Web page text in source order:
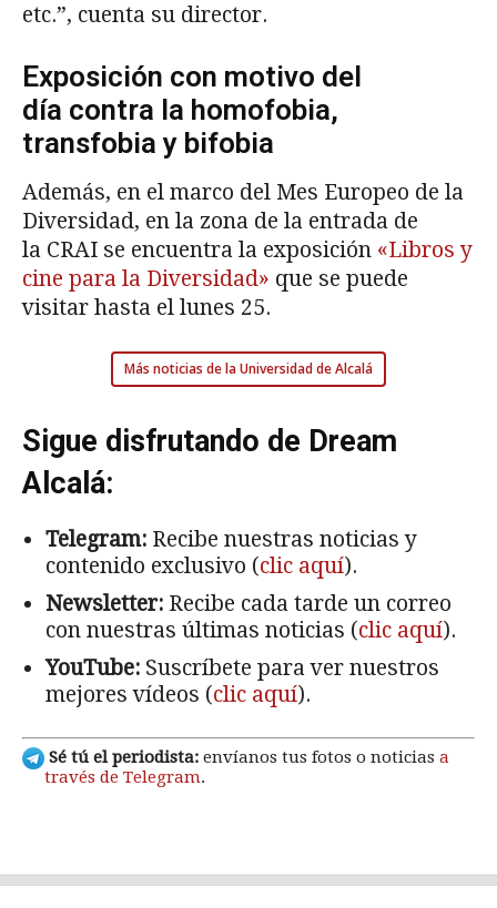
etc.”, cuenta su director.
Exposición con motivo del
día contra la homofobia,
transfobia y bifobia
Además, en el marco del Mes Europeo de la
Diversidad, en la zona de la entrada de
la CRAI se encuentra la exposición «Libros y
cine para la Diversidad» que se puede
visitar hasta el lunes 25.
Más noticias de la Universidad de Alcalá
Sigue disfrutando de Dream
Alcalá:
Telegram: Recibe nuestras noticias y
contenido exclusivo (clic aquí).
Newsletter: Recibe cada tarde un correo
con nuestras últimas noticias (clic aquí).
YouTube: Suscríbete para ver nuestros
mejores vídeos (clic aquí).
Sé tú el periodista: envíanos tus fotos o noticias a
través de Telegram.